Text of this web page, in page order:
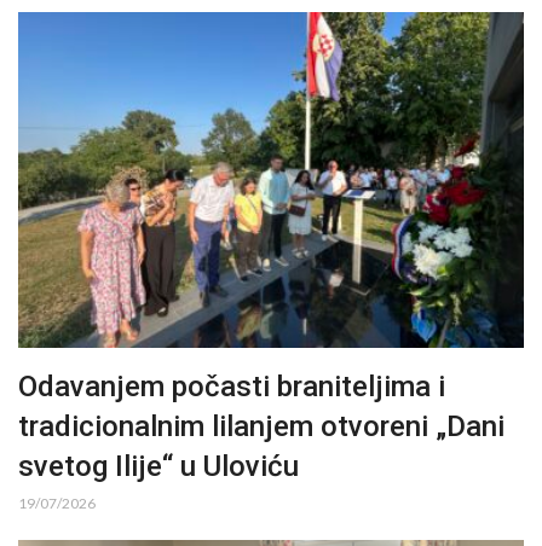
Odavanjem počasti braniteljima i
tradicionalnim lilanjem otvoreni „Dani
svetog Ilije“ u Uloviću
19/07/2026